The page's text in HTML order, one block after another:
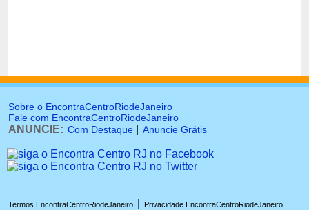
Sobre o EncontraCentroRiodeJaneiro
Fale com EncontraCentroRiodeJaneiro
ANUNCIE: Com Destaque Anuncie Grátis
Termos EncontraCentroRiodeJaneiro Privacidade EncontraCentroRiodeJaneiro